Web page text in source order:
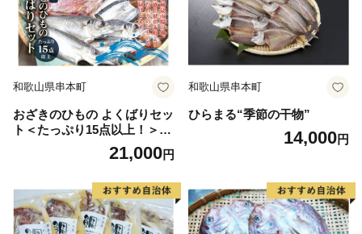
和歌山県串本町
おざきのひもの よくばりセッ
ト＜たっぷり15点以上！＞
（Bセット）【冷蔵】 お取り
寄せ お取り寄せグルメ 取り
ルメ お土産 特産品 ひもの 干
物 干物セット イカ 一夜干し
21,000円
和歌山県串本町
ひらまる“季節の干物”
14,000円